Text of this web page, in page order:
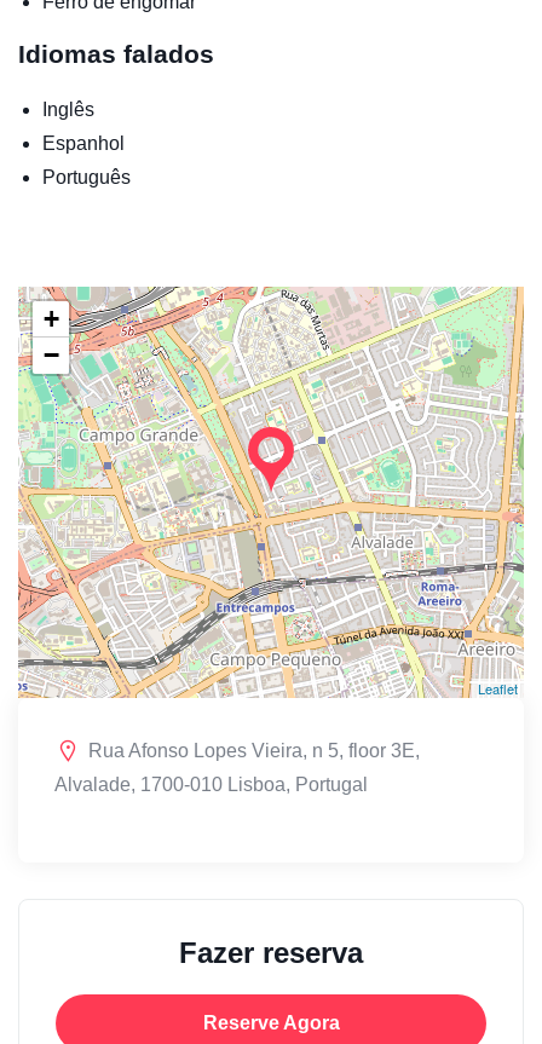
Idiomas falados
Inglês
Espanhol
Português
+
−
Leaflet
Rua Afonso Lopes Vieira, n 5, floor 3E,
Alvalade, 1700-010 Lisboa, Portugal
Fazer reserva
Reserve Agora